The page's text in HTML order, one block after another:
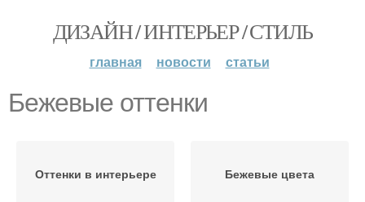
ДИЗАЙН / ИНТЕРЬЕР / СТИЛЬ
главная новости статьи
Бежевые оттенки
Оттенки в интерьере Бежевые цвета